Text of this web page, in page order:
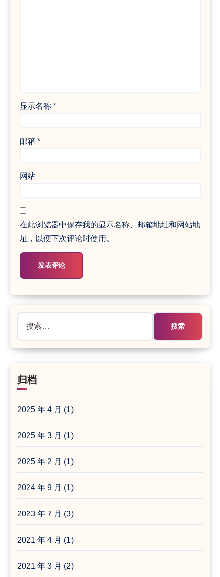
显示名称 *
邮箱 *
网站
在此浏览器中保存我的显示名称、邮箱地址和网站地
址，以便下次评论时使用。
索：
归档
2025 年 4 月 (1)
2025 年 3 月 (1)
2025 年 2 月 (1)
2024 年 9 月 (1)
2023 年 7 月 (3)
2021 年 4 月 (1)
2021 年 3 月 (2)